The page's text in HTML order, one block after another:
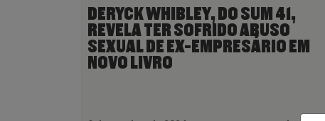
DERYCK WHIBLEY, DO SUM 41,
REVELA TER SOFRIDO ABUSO
SEXUAL DE EX-EMPRESÁRIO EM
NOVO LIVRO